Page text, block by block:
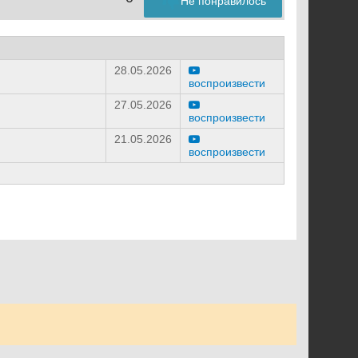
28.05.2026
воспроизвести
27.05.2026
воспроизвести
21.05.2026
воспроизвести